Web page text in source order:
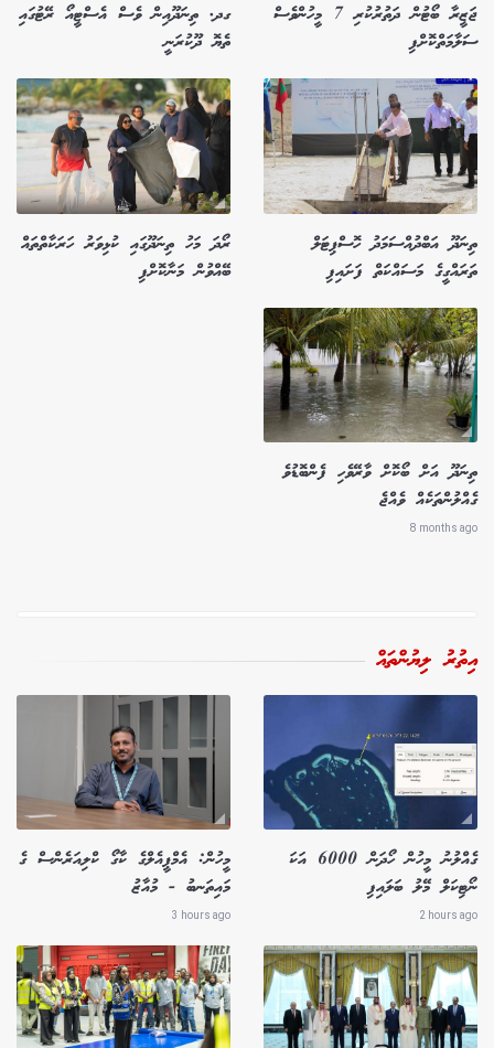
ޖަޒީރާ ބޯޓުން ދަތުރުކުރި 7 މީހުންވެސް
ސަލާމަތްކޮށްފި
ގދ. ތިނަދޫއިން ވެސް އެސްޓީއޯ ރޭޓުގައި
ތެޔޮ ދޫކުރަނީ
ތިނަދޫ އަބްދުއްސަމަދު ހޮސްޕިޓަލް
ތަރައްގީގެ މަސައްކަތް ފަށައިފި
ރޯދަ މަހު ތިނަދޫގައި ކުޅިވަރު ހަރަކާތްތައް
ބޭއްވުން މަނާކޮށްފި
ތިނަދޫ އަށް ބޯކޮށް ވާރޭވެހި ފެންބޮޑުވެ
ގެއްލުންތަކެއް ވެއްޖެ
8 months ago
އިތުރު ލިޔުންތައް
ގެއްލުނު މީހުން ހޯދަން 6000 އަކަ
ނޯޓިކަލް މޭލު ބަލައިފި
2 hours ago
މީހުން: އެމްޕީއެލްގެ ކާގޯ ކްލިއަރެންސް ގެ
މައިތަނބު - މުއާޒު
3 hours ago